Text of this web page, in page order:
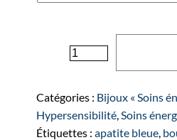
de
"LITTLE
STAR"
doré
Catégories : Bijoux « Soins
Hypersensibilité Soins
Étiquettes :apatite bleue